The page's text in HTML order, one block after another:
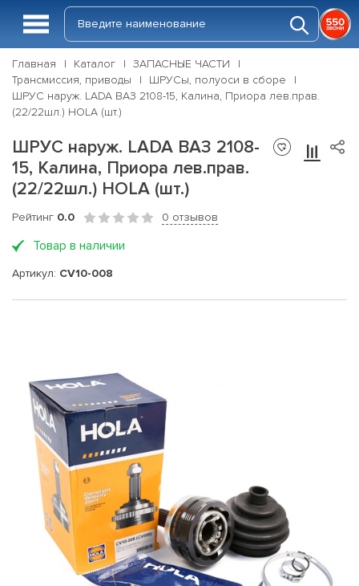
Главная Каталог
ЗАПАСНЫЕ ЧАСТИ
Трансмиссия, приводы
ШРУСы, полуоси в сборе
ШРУС наруж. LADA ВАЗ 2108-15, Калина, Приора лев.прав.
(22/22шл.) HOLA (шт.)
ШРУС наруж. LADA ВАЗ 2108-
15, Калина, Приора лев.прав.
(22/22шл.) HOLA (шт.)
Рейтинг 0.0 0 отзывов
Товар в наличии
Артикул: CV10-008